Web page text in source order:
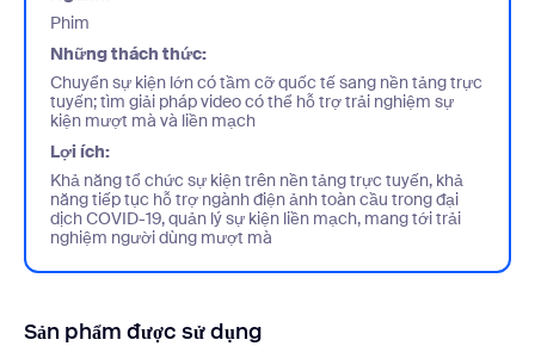
Phim
Những thách thức:
Chuyển sự kiện lớn có tầm cỡ quốc tế sang nền tảng trực
tuyến; tìm giải pháp video có thể hỗ trợ trải nghiệm sự
kiện mượt mà và liền mạch
Lợi ích:
Khả năng tổ chức sự kiện trên nền tảng trực tuyến, khả
năng tiếp tục hỗ trợ ngành điện ảnh toàn cầu trong đại
dịch COVID-19, quản lý sự kiện liền mạch, mang tới trải
nghiệm người dùng mượt mà
Sản phẩm được sử dụng